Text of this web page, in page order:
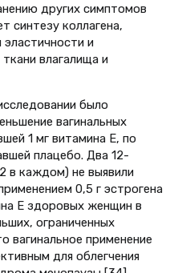
других симптомов
синтезу коллагена,
и
влагалища и
было
вагинальных
1 мг витамина Е, по
плацебо. Два 12-
в каждом) не выявили
0,5 г эстрогена
Е здоровых женщин в
ограниченных
вагинальное применение
для облегчения